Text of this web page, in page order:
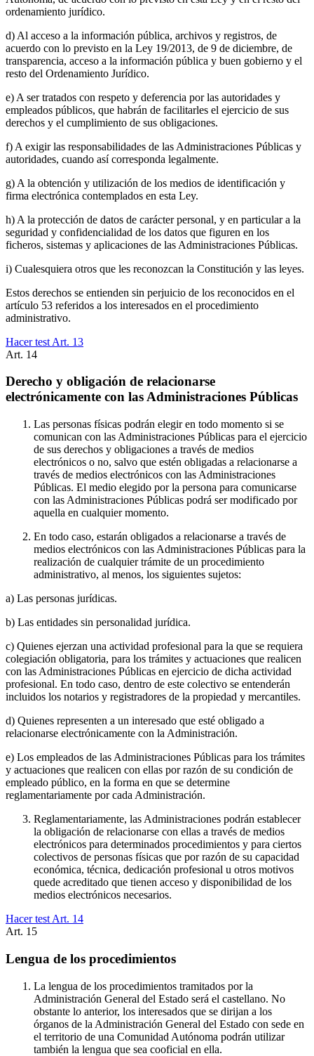
ordenamiento jurídico.
d) Al acceso a la información pública, archivos y registros, de
acuerdo con lo previsto en la Ley 19/2013, de 9 de diciembre, de
transparencia, acceso a la información pública y buen gobierno y el
resto del Ordenamiento Jurídico.
e) A ser tratados con respeto y deferencia por las autoridades y
empleados públicos, que habrán de facilitarles el ejercicio de sus
derechos y el cumplimiento de sus obligaciones.
f) A exigir las responsabilidades de las Administraciones Públicas y
autoridades, cuando así corresponda legalmente.
g) A la obtención y utilización de los medios de identificación y
firma electrónica contemplados en esta Ley.
h) A la protección de datos de carácter personal, y en particular a la
seguridad y confidencialidad de los datos que figuren en los
ficheros, sistemas y aplicaciones de las Administraciones Públicas.
i) Cualesquiera otros que les reconozcan la Constitución y las leyes.
Estos derechos se entienden sin perjuicio de los reconocidos en el
artículo 53 referidos a los interesados en el procedimiento
administrativo.
Hacer test Art. 13
Art. 14
Derecho y obligación de relacionarse
electrónicamente con las Administraciones Públicas
Las personas físicas podrán elegir en todo momento si se
comunican con las Administraciones Públicas para el ejercicio
de sus derechos y obligaciones a través de medios
electrónicos o no, salvo que estén obligadas a relacionarse a
través de medios electrónicos con las Administraciones
Públicas. El medio elegido por la persona para comunicarse
con las Administraciones Públicas podrá ser modificado por
aquella en cualquier momento.
En todo caso, estarán obligados a relacionarse a través de
medios electrónicos con las Administraciones Públicas para la
realización de cualquier trámite de un procedimiento
administrativo, al menos, los siguientes sujetos:
a) Las personas jurídicas.
b) Las entidades sin personalidad jurídica.
c) Quienes ejerzan una actividad profesional para la que se requiera
colegiación obligatoria, para los trámites y actuaciones que realicen
con las Administraciones Públicas en ejercicio de dicha actividad
profesional. En todo caso, dentro de este colectivo se entenderán
incluidos los notarios y registradores de la propiedad y mercantiles.
d) Quienes representen a un interesado que esté obligado a
relacionarse electrónicamente con la Administración.
e) Los empleados de las Administraciones Públicas para los trámites
y actuaciones que realicen con ellas por razón de su condición de
empleado público, en la forma en que se determine
reglamentariamente por cada Administración.
Reglamentariamente, las Administraciones podrán establecer
la obligación de relacionarse con ellas a través de medios
electrónicos para determinados procedimientos y para ciertos
colectivos de personas físicas que por razón de su capacidad
económica, técnica, dedicación profesional u otros motivos
quede acreditado que tienen acceso y disponibilidad de los
medios electrónicos necesarios.
Hacer test Art. 14
Art. 15
Lengua de los procedimientos
La lengua de los procedimientos tramitados por la
Administración General del Estado será el castellano. No
obstante lo anterior, los interesados que se dirijan a los
órganos de la Administración General del Estado con sede en
el territorio de una Comunidad Autónoma podrán utilizar
también la lengua que sea cooficial en ella.